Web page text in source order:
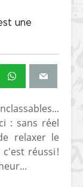
une
: sans réel
relaxer le
réussi !